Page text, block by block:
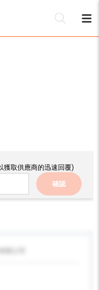
獲取供應商的迅速回覆)
確認